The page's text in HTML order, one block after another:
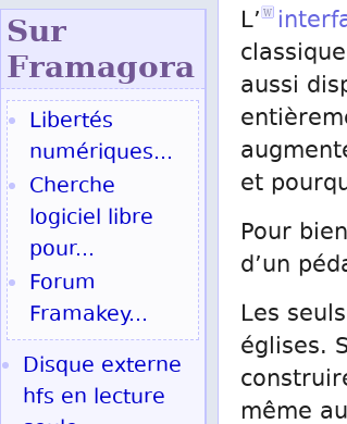
L’
aussi
et
Pour
d’un
Les
églises.
même
Sur
Framagora
Libertés
numériques...
Cherche
logiciel libre
pour...
Forum
Framakey...
Disque externe
hfs en lecture